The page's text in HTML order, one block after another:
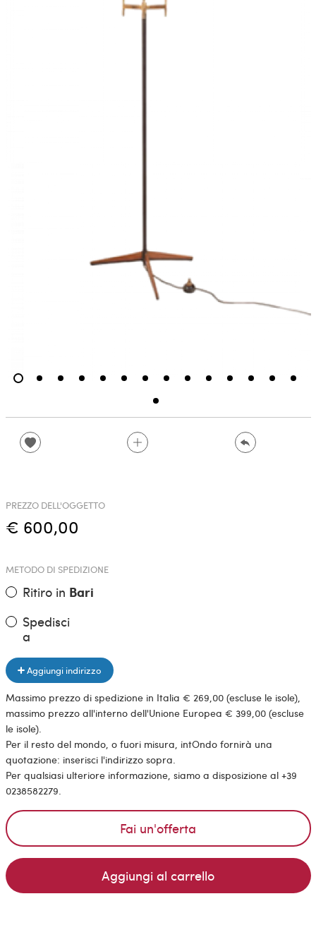
PREZZO DELL'OGGETTO
€ 600,00
METODO DI SPEDIZIONE
Ritiro in Bari
Spedisci
a
Aggiungi indirizzo
Massimo prezzo di spedizione in Italia € 269,00 (escluse le isole),
massimo prezzo all'interno dell'Unione Europea € 399,00 (escluse
le isole).
Per il resto del mondo, o fuori misura, intOndo fornirà una
quotazione: inserisci l'indirizzo sopra.
Per qualsiasi ulteriore informazione, siamo a disposizione al +39
0238582279.
Fai un'offerta
Aggiungi al carrello